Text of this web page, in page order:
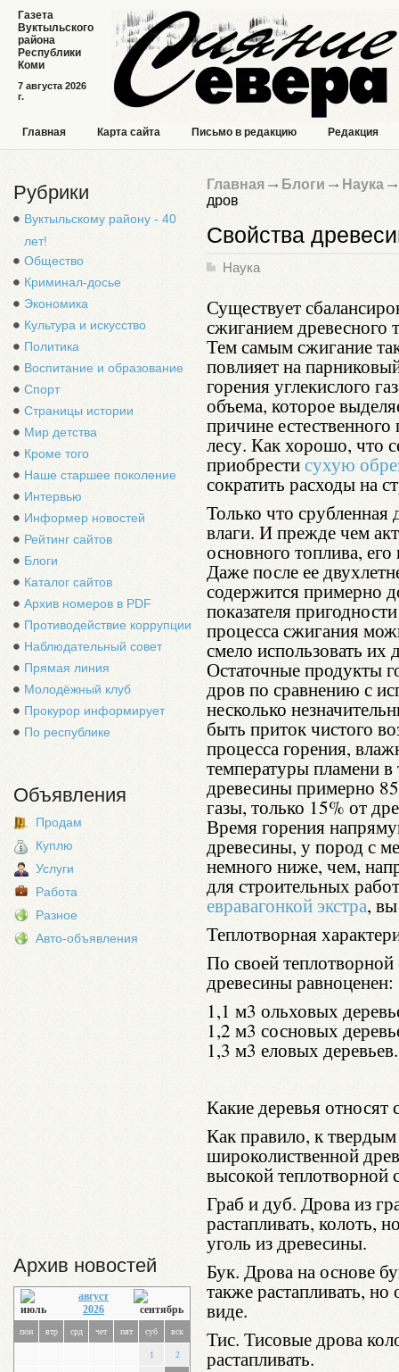
7 августа 2026
г.
Газета
Вуктыльского
района
Республики
Коми
Главная Карта сайта Письмо в редакцию Редакция
Рубрики
Вуктыльскому району - 40
лет!
Общество
Криминал-досье
Экономика
Культура и искусство
Политика
Воспитание и образование
Спорт
Страницы истории
Мир детства
Кроме того
Наше старшее поколение
Интервью
Информер новостей
Рейтинг сайтов
Блоги
Каталог сайтов
Архив номеров в PDF
Противодействие коррупции
Наблюдательный совет
Прямая линия
Молодёжный клуб
Прокурор информирует
По республике
Объявления
Продам
Куплю
Услуги
Работа
Разное
Авто-объявления
Архив новостей
август
2026
пон втр срд чет пят суб вск
1 2
Главная Блоги Наука
дров
Свойства
Наука
Существует
сжиганием древесного
Тем самым сжигание
повлияет на
горения углекислого
объема, которое
причине
лесу. Как хорошо, что
приобрестисухую
сократить расходы на
Только что
влаги. И прежде чем
основного топлива,
Даже после ее
содержится примерно
показателя
процесса сжигания
смело использовать их
Остаточные продукты
дров по сравнению с
несколько
быть приток чистого
процесса горения,
температуры пламени
древесины примерно
газы, только 15% от
Время горения
древесины, у пород с
немного ниже, чем,
для строительных
евравагонкой экстра,
Теплотворная
По своей
древесины равноценен:
1,1 м3 ольховых
1,2 м3 сосновых
1,3 м3 еловых деревьев.
Какие деревья относят
Как правило, к
широколиственной
высокой теплотворной
Граб и дуб. Дрова из
растапливать, колоть,
уголь из древесины.
Бук. Дрова на основе
также растапливать,
виде.
Тис. Тисовые дрова
растапливать.